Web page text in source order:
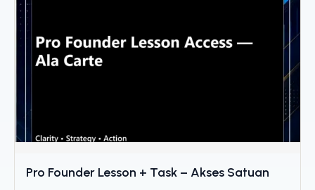
berdasarkan
penilaian
pelanggan
Pro Founder Lesson + Task – Akses Satuan